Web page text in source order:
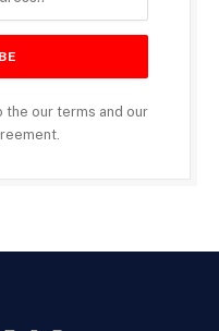
the our terms and our